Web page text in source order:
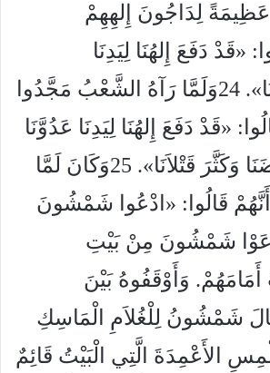
عَظِيمَةً لِدَاجُونَ إِلهِهِمْ
«قَدْ دَفَعَ إِلهُنَا لِيَدِنَا
شَمْشُونَ عَدُوَّنَا». 24وَلَمَّا رَآهُ الشَّعْبُ مَجَّدُوا
«قَدْ دَفَعَ إِلهُنَا لِيَدِنَا عَدُوَّنَا
الَّذِي خَرَّبَ أَرْضَنَا وَكَثَّرَ قَتْلاَنَا». 25وَكَانَ لَمَّا
قَالُوا: «ادْعُوا شَمْشُونَ
شَمْشُونَ مِنْ بَيْتِ
وَأَوْقَفُوهُ بَيْنَ
26فَقَالَ شَمْشُونُ لِلْغُلاَمِ الْمَاسِكِ
الأَعْمِدَةَ الَّتِي الْبَيْتُ قَائِمٌ